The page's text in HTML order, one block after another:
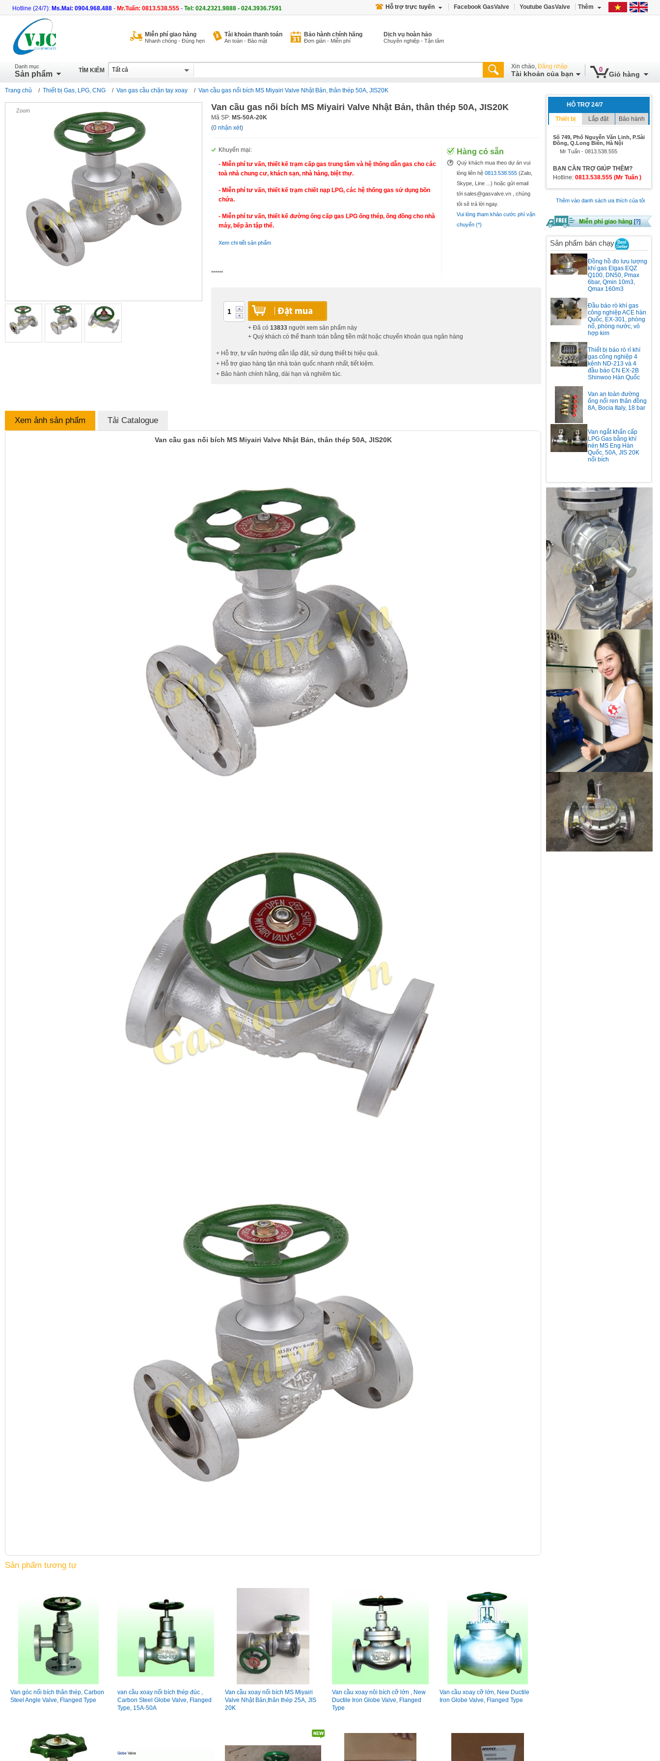
Hotline (24/7): Ms.Mai: 0904.968.488 - Mr.Tuấn: 0813.538.555 - Tel: 024.2321.9888 - 024.3936.7591 Hỗ trợ trực tuyến Facebook GasValve Youtube GasValve Thêm
Miễn phí giao hàng
Nhanh chóng - Đúng hẹn
Tài khoản thanh toán
An toàn - Bảo mật
Bảo hành chính hãng
Đơn giản - Miễn phí
Dịch vụ hoàn hảo
Chuyên nghiệp - Tận tâm
TÌM KIẾM
Danh mục
Sản phẩm
Xin chào, Đăng nhập
Tài khoản của bạn
0
Giỏ hàng
Trang chủ / Thiết bị Gas, LPG, CNG / Van gas cầu chặn tay xoay / Van cầu gas nối bích MS Miyairi Valve Nhật Bản, thân thép 50A, JIS20K
Zoom
HỖ TRỢ 24/7
Thiết bị Lắp đặt Bảo hành
Số 749, Phố Nguyễn Văn Linh, P.Sài
Đồng, Q.Long Biên, Hà Nội
Mr Tuấn - 0813.538.555
BẠN CẦN TRỢ GIÚP THÊM?
Hotline: 0813.538.555 (Mr Tuấn )
Thêm vào danh sách ưa thích của tôi
Sản phẩm bán chạy
Đồng hồ đo lưu lượng
khí gas Elgas EQZ
Q100, DN50, Pmax
6bar, Qmin 10m3,
Qmax 160m3
Đầu báo rò khí gas
công nghiệp ACE hàn
Quốc, EX-301, phòng
nổ, phòng nước, vỏ
hợp kim
Thiết bị báo rò rỉ khí
gas công nghiệp 4
kênh ND-213 và 4
đầu báo CN EX-2B
Shinwoo Hàn Quốc
Van an toàn đường
ống nối ren thân đồng
8A, Bocia Italy, 18 bar
Van ngắt khẩn cấp
LPG Gas bằng khí
nén MS Eng Hàn
Quốc, 50A, JIS 20K
nối bích
Van cầu gas nối bích MS Miyairi Valve Nhật Bản, thân thép 50A, JIS20K
Mã SP: MS-50A-20K
(0 nhận xét)
Khuyến mại:
- Miễn phí tư vấn, thiết kế trạm cấp gas trung tâm và hệ thống dẫn gas cho các
toà nhà chung cư, khách sạn, nhà hàng, biệt thự.
- Miễn phí tư vấn, thiết kế trạm chiết nạp LPG, các hệ thống gas sử dụng bồn
chứa.
- Miễn phí tư vấn, thiết kế đường ống cấp gas LPG ống thép, ống đồng cho nhà
máy, bếp ăn tập thể.
Xem chi tiết sản phẩm
******
Hàng có sẵn
Quý khách mua theo dự án vui
lòng liên hệ 0813.538.555 (Zalo,
Skype, Line ...) hoặc gửi email
tới sales@gasvalve.vn , chúng
tôi sẽ trả lời ngay.
Vui lòng tham khảo cước phí vận
chuyển (*)
+ Đã có 13833 người xem sản phẩm này
+ Quý khách có thể thanh toán bằng tiền mặt hoặc chuyển khoản qua ngân hàng
+ Hỗ trợ, tư vấn hướng dẫn lắp đặt, sử dụng thiết bị hiệu quả.
+ Hỗ trợ giao hàng tận nhà toàn quốc nhanh nhất, tiết kiệm.
+ Bảo hành chính hãng, dài hạn và nghiêm túc.
Xem ảnh sản phẩm Tải Catalogue
Van cầu gas nối bích MS Miyairi Valve Nhật Bản, thân thép 50A, JIS20K
Sản phẩm tương tự
Van góc nối bích thân thép, Carbon
Steel Angle Valve, Flanged Type
van cầu xoay nối bích thép đúc ,
Carbon Steel Globe Valve, Flanged
Type, 15A-50A
Van cầu xoay nối bích MS Miyairi
Valve Nhật Bản,thân thép 25A, JIS
20K
Van cầu xoay nôi bích cỡ lớn , New
Ductile Iron Globe Valve, Flanged
Type
Van cầu xoay cỡ lớn, New Ductile
Iron Globe Valve, Flanged Type